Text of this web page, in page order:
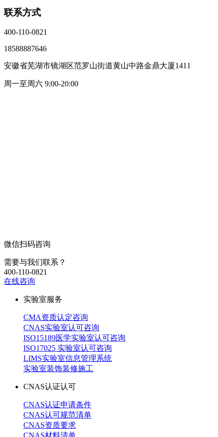
联系方式
400-110-0821
18588887646
安徽省芜湖市镜湖区范罗山街道黄山中路金鼎大厦1411
周一至周六 9:00-20:00
微信扫码咨询
需要与我们联系？
400-110-0821
在线咨询
实验室服务
CMA资质认定咨询
CNAS实验室认可咨询
ISO15189医学实验室认可咨询
ISO17025 实验室认可咨询
LIMS实验室信息管理系统
实验室装饰装修施工
CNAS认证认可
CNAS认证申请条件
CNAS认可规范清单
CNAS资质要求